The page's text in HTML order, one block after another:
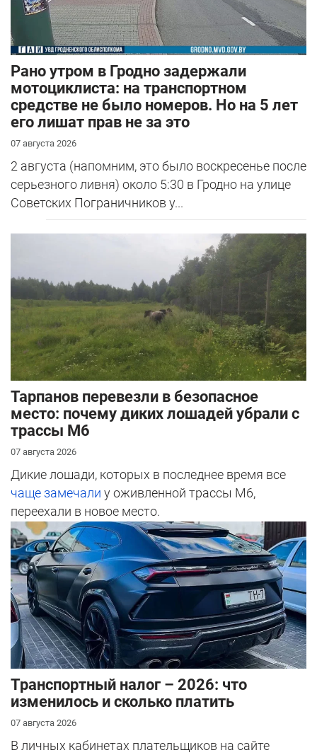
Рано утром в Гродно задержали
мотоциклиста: на транспортном
средстве не было номеров. Но на 5 лет
его лишат прав не за это
07 августа 2026
2 августа (напомним, это было воскресенье после
серьезного ливня) около 5:30 в Гродно на улице
Советских Пограничников у...
Тарпанов перевезли в безопасное
место: почему диких лошадей убрали с
трассы М6
07 августа 2026
Дикие лошади, которых в последнее время все
чаще замечали у оживленной трассы М6,
переехали в новое место.
Транспортный налог – 2026: что
изменилось и сколько платить
07 августа 2026
В личных кабинетах плательщиков на сайте